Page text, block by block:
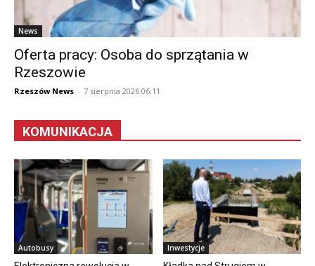
News
Oferta pracy: Osoba do sprzątania w
Rzeszowie
Rzeszów News - 7 sierpnia 2026 06:11
KOMUNIKACJA
Autobusy Inwestycje